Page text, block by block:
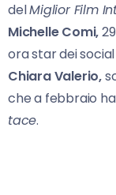
delMiglior Film
Michelle Comi,
ora star dei
Chiara Valerio,
che a febbraio
tace.